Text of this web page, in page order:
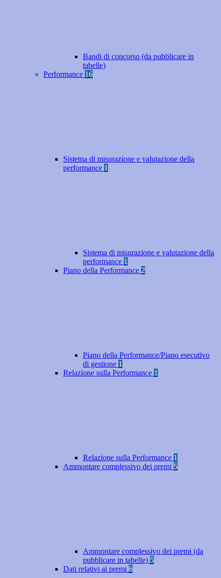
Bandi di concorso (da pubblicare in
tabelle)
Performance 16
Sistema di misurazione e valutazione della
performance 1
Sistema di misurazione e valutazione della
performance 1
Piano della Performance 2
Piano della Performance/Piano esecutivo
di gestione 1
Relazione sulla Performance 1
Relazione sulla Performance 1
Ammontare complessivo dei premi 5
Ammontare complessivo dei premi (da
pubblicare in tabelle) 5
Dati relativi ai premi 6